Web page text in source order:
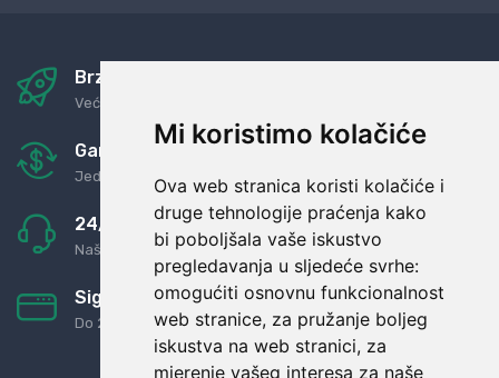
Mi koristimo kolačiće
Ova web stranica koristi kolačiće i
druge tehnologije praćenja kako
bi poboljšala vaše iskustvo
pregledavanja u sljedeće svrhe:
omogućiti osnovnu funkcionalnost
web stranice, za pružanje boljeg
iskustva na web stranici, za
mjerenje vašeg interesa za naše
Brza i sigurna dostava
Već za nekoliko dana kod vas
Garancija u povrat novaca
Jednostavno pravilo: Roba za novac
24/7 odlična podrška
Naši agenti uvijek na raspolaganju
Sigurno obročno plaćanje
Do 24 rata bez kamata